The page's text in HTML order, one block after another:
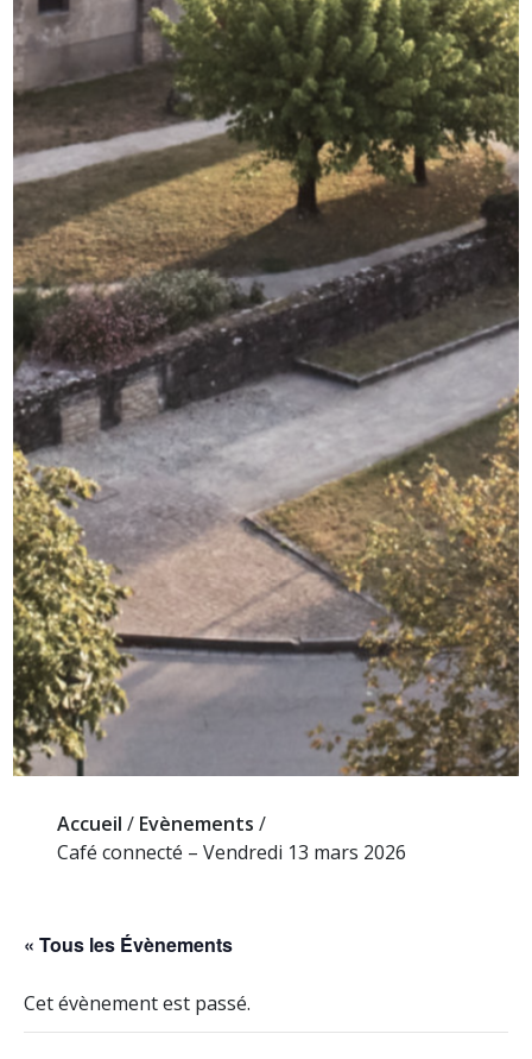
Accueil / Evènements /
Café connecté – Vendredi 13 mars 2026
« Tous les Évènements
Cet évènement est passé.